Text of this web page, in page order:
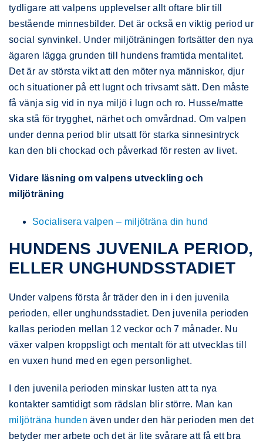
tydligare att valpens upplevelser allt oftare blir till
bestående minnesbilder. Det är också en viktig period ur
social synvinkel. Under miljöträningen fortsätter den nya
ägaren lägga grunden till hundens framtida mentalitet.
Det är av största vikt att den möter nya människor, djur
och situationer på ett lugnt och trivsamt sätt. Den måste
få vänja sig vid in nya miljö i lugn och ro. Husse/matte
ska stå för trygghet, närhet och omvårdnad. Om valpen
under denna period blir utsatt för starka sinnesintryck
kan den bli chockad och påverkad för resten av livet.
Vidare läsning om valpens utveckling och
miljöträning
Socialisera valpen – miljöträna din hund
HUNDENS JUVENILA PERIOD,
ELLER UNGHUNDSSTADIET
Under valpens första år träder den in i den juvenila
perioden, eller unghundsstadiet. Den juvenila perioden
kallas perioden mellan 12 veckor och 7 månader. Nu
växer valpen kroppsligt och mentalt för att utvecklas till
en vuxen hund med en egen personlighet.
I den juvenila perioden minskar lusten att ta nya
kontakter samtidigt som rädslan blir större. Man kan
miljöträna hunden även under den här perioden men det
betyder mer arbete och det är lite svårare att få ett bra